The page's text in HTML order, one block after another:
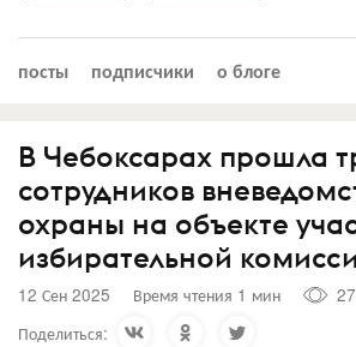
посты подписчики о блоге
В Чебоксарах прошла
сотрудников
охраны на объекте
избирательной
12 Сен 2025 Время чтения 1 мин
Поделиться: